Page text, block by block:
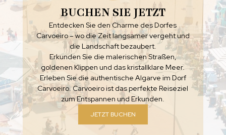
BUCHEN SIE JETZT
Entdecken Sie den Charme des Dorfes
Carvoeiro – wo die Zeit langsamer vergeht und
die Landschaft bezaubert.
Erkunden Sie die malerischen Straßen,
goldenen Klippen und das kristallklare Meer.
Erleben Sie die authentische Algarve im Dorf
Carvoeiro. Carvoeiro ist das perfekte Reiseziel
zum Entspannen und Erkunden.
JETZT BUCHEN